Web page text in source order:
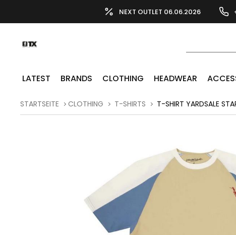
NEXT OUTLET 06.06.2026
LATEST BRANDS CLOTHING HEADWEAR
STARTSEITE CLOTHING T-SHIRTS T-SHIRT YARDSALE